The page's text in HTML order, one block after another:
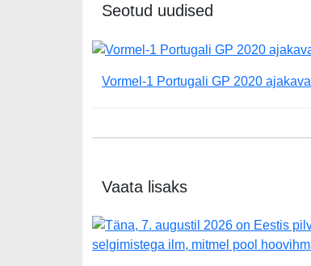
Seotud uudised
Vormel-1 Portugali GP 2020 ajakava
Vaata lisaks